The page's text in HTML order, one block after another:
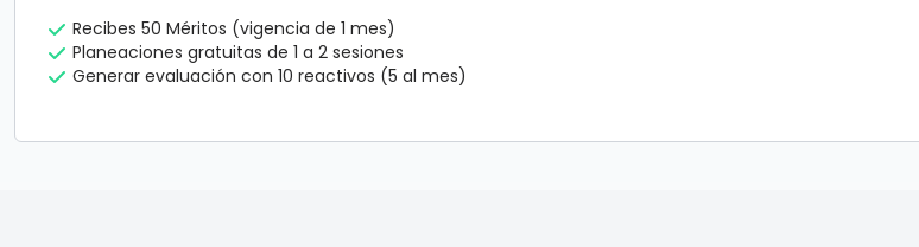
Recibes 50 Méritos (vigencia de 1 mes)
Planeaciones gratuitas de 1 a 2 sesiones
Generar evaluación con 10 reactivos (5 al mes)